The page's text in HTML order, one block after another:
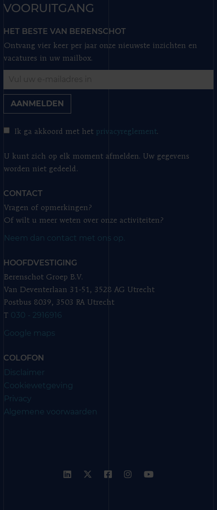
VOORUITGANG
HET BESTE VAN BERENSCHOT
Ontvang vier keer per jaar onze nieuwste inzichten en
vacatures in uw mailbox.
AANMELDEN
Ik ga akkoord met het privacyreglement.
U kunt zich op elk moment afmelden. Uw gegevens
worden niet gedeeld.
CONTACT
Vragen of opmerkingen?
Of wilt u meer weten over onze activiteiten?
Neem dan contact met ons op.
HOOFDVESTIGING
Berenschot Groep B.V.
Van Deventerlaan 31-51, 3528 AG Utrecht
Postbus 8039, 3503 RA Utrecht
T 030 - 2916916
Google maps
COLOFON
Disclaimer
Cookiewetgeving
Privacy
Algemene voorwaarden